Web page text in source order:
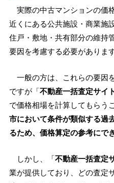
実際の中古マンションの価
近くにある公共施設・商業施
住戸・敷地・共有部分の維持
要因を考慮する必要があります
一般の方は、これらの要因
ですが「不動産一括査定サイト
で価格相場を計算してもらう
市において条件が類似する過
るため、価格算定の参考にで
しかし、「不動産一括査定
業が提供しており、どの査定